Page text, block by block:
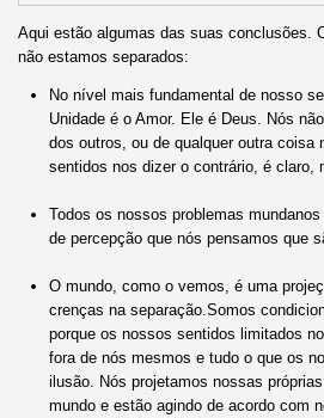
Aqui estão algumas das suas conclusões.
não estamos separados:
No nível mais fundamental de nosso
Unidade é o Amor. Ele é Deus. Nós
dos outros, ou de qualquer outra coisa
sentidos nos dizer o contrário, é claro,
Todos os nossos problemas
de percepção que nós pensamos que
O mundo, como o vemos, é uma
crenças na separação.Somos
porque os nossos sentidos limitados
fora de nós mesmos e tudo o que os
ilusão. Nós projetamos nossas
mundo e estão agindo de acordo com